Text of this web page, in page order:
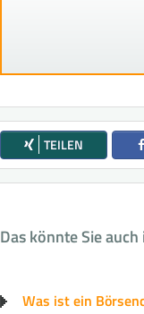
TEILEN
Das könnte Sie
Was ist ein